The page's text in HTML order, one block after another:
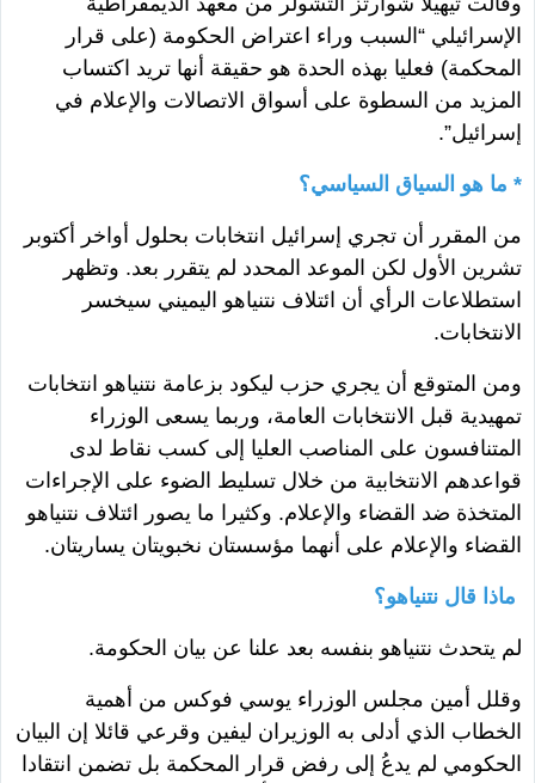
الإسرائيلي “السبب وراء اعتراض الحكومة (على قرار
المحكمة) فعليا بهذه الحدة هو حقيقة أنها تريد اكتساب
المزيد من السطوة على أسواق الاتصالات والإعلام في
إسرائيل”.
* ما هو السياق السياسي؟
من المقرر أن تجري إسرائيل انتخابات بحلول أواخر أكتوبر
تشرين الأول لكن الموعد المحدد لم يتقرر بعد. وتظهر
استطلاعات الرأي أن ائتلاف نتنياهو اليميني سيخسر
الانتخابات.
ومن المتوقع أن يجري حزب ليكود بزعامة نتنياهو انتخابات
تمهيدية قبل الانتخابات العامة، وربما يسعى الوزراء
المتنافسون على المناصب العليا إلى كسب نقاط لدى
قواعدهم الانتخابية من خلال تسليط الضوء على الإجراءات
المتخذة ضد القضاء والإعلام. وكثيرا ما يصور ائتلاف نتنياهو
القضاء والإعلام على أنهما مؤسستان نخبويتان يساريتان.
ماذا قال نتنياهو؟
لم يتحدث نتنياهو بنفسه بعد علنا عن بيان الحكومة.
وقلل أمين مجلس الوزراء يوسي فوكس من أهمية
الخطاب الذي أدلى به الوزيران ليفين وقرعي قائلا إن البيان
الحكومي لم يدعُ إلى رفض قرار المحكمة بل تضمن انتقادا